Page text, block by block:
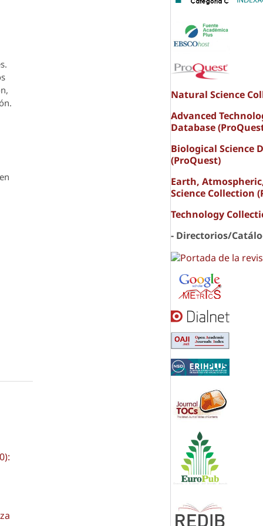
Natural Science
Advanced
Database
Biological Science
(ProQuest)
Earth,
Science Collection
Technology
- Directorios/